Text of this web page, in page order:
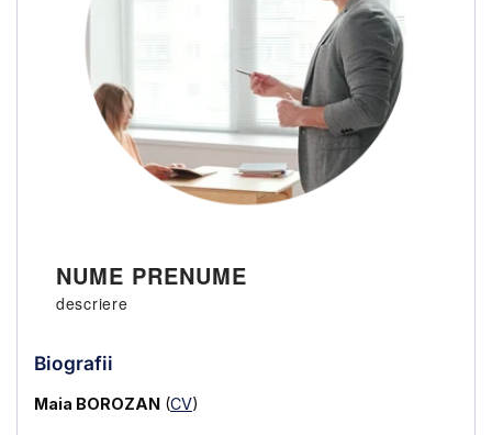
NUME PRENUME
descriere
Biografii
Maia BOROZAN (CV)